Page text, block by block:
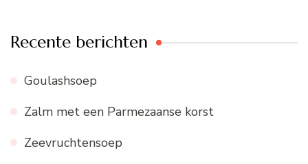
Recente berichten
Goulashsoep
Zalm met een Parmezaanse korst
Zeevruchtensoep